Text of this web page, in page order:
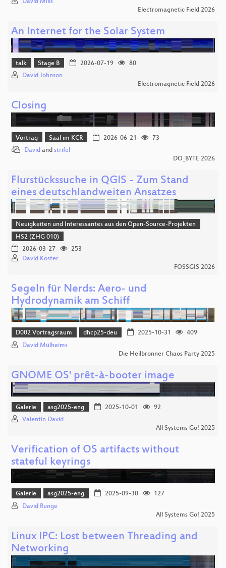
David Mills
Electromagnetic Field 2026
An Internet for the Solar System
talk Stage B 2026-07-19
80
David Johnson
Electromagnetic Field 2026
Closing
Vortrag Saal im KCR 2026-06-21
73
David and strifel
DO_BYTE 2026
Flurstückssuche in QGIS - Zum Stand
eines deutschlandweiten Ansatzes
Neuigkeiten und Interessantes aus den Open-Source-Projekten
HS2 (ZHG 010)
2026-03-27
253
David Koster
FOSSGIS 2026
Segeln für Nerds: Aero- und
Hydrodynamik am Schiff
D002 Vortragsraum dhcp25-deu 2025-10-31
409
David Mülheims
Die Heilbronner Chaos Party 2025
GNOME OS' prêt-à-booter image
Galerie asg2025-eng 2025-10-01
92
Valentin David
All Systems Go! 2025
Verification of OS artifacts without
stateful keyrings
Galerie asg2025-eng 2025-09-30
127
David Runge
All Systems Go! 2025
Linux IPC: Lost between Threading and
Networking